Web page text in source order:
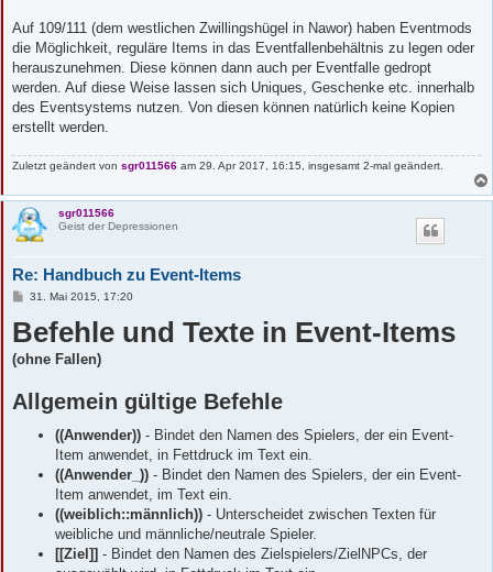
Auf 109/111 (dem westlichen Zwillingshügel in Nawor) haben Eventmods
die Möglichkeit, reguläre Items in das Eventfallenbehältnis zu legen oder
herauszunehmen. Diese können dann auch per Eventfalle gedropt
werden. Auf diese Weise lassen sich Uniques, Geschenke etc. innerhalb
des Eventsystems nutzen. Von diesen können natürlich keine Kopien
erstellt werden.
Zuletzt geändert von sgr011566 am 29. Apr 2017, 16:15, insgesamt 2-mal geändert.
sgr011566
Geist der Depressionen
Re: Handbuch zu Event-Items
B
i
t
a
31. Mai 2015, 17:20
Befehle und Texte in Event-Items
(ohne Fallen)
Allgemein gültige Befehle
((Anwender)) - Bindet den Namen des Spielers, der ein Event-
Item anwendet, in Fettdruck im Text ein.
((Anwender_)) - Bindet den Namen des Spielers, der ein Event-
Item anwendet, im Text ein.
((weiblich::männlich)) - Unterscheidet zwischen Texten für
weibliche und männliche/neutrale Spieler.
[[Ziel]] - Bindet den Namen des Zielspielers/ZielNPCs, der